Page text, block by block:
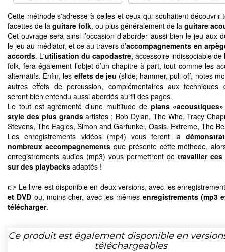
Cette méthode s'adresse à celles et ceux qui souhaitent découvrir
facettes de la guitare folk, ou plus généralement de la guitare
Cet ouvrage sera ainsi l’occasion d’aborder aussi bien le jeu aux
le jeu au médiator, et ce au travers d’accompagnements en
accords. L'utilisation du capodastre, accessoire indissociable de
folk, fera également l’objet d’un chapitre à part, tout comme les
alternatifs. Enfin, les effets de jeu (slide, hammer, pull-off, notes
autres effets de percussion, complémentaires aux techniques
seront bien entendu aussi abordés au fil des pages.
Le tout est agrémenté d'une multitude de plans
style des plus grandsartistes : Bob Dylan, The Who, Tracy
Stevens, The Eagles, Simon and Garfunkel, Oasis, Extreme, The
Les enregistrements vidéos (mp4) vous feront la
nombreux accompagnementsque présente cette méthode,
enregistrements audios (mp3) vous permettront de travailler ces
sur des playbacks adaptés !
👉 Le livre est disponible en deux versions, avec les
et DVD ou, moins cher, avec les mêmes enregistrements (mp3
télécharger.
Ce produit est également disponible en
téléchargeables